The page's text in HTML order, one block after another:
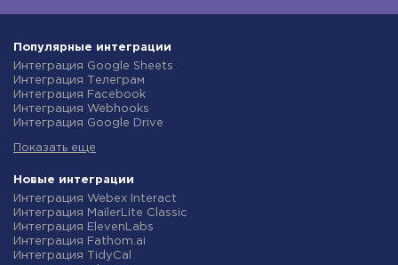
Популярные интеграции
Интеграция Google Sheets
Интеграция Телеграм
Интеграция Facebook
Интеграция Webhooks
Интеграция Google Drive
Интеграция Gmail
Интеграция Новая Почта
Интеграция Binotel
Интеграция OpenAI (ChatGPT)
Интеграция Prom
Интеграция Приват24
Интеграция OLX
Показать еще
Новые интеграции
Интеграция Webex Interact
Интеграция MailerLite Classic
Интеграция ElevenLabs
Интеграция Fathom.ai
Интеграция TidyCal